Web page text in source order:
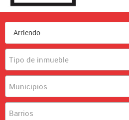
Tipo de inmueble
Municipios
Barrios